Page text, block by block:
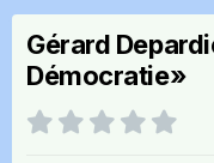
Gérard
Démocratie»